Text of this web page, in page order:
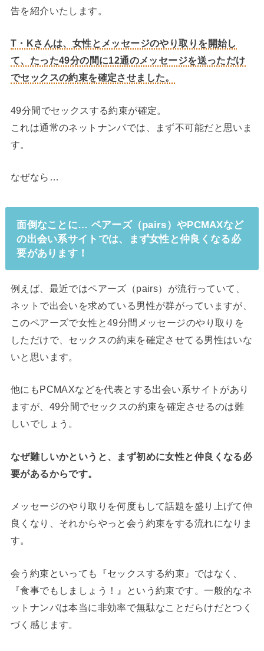
告を紹介いたします。
T・Kさんは、女性とメッセージのやり取りを開始し
て、たった49分の間に12通のメッセージを送っただけ
でセックスの約束を確定させました。
49分間でセックスする約束が確定。
これは通常のネットナンパでは、まず不可能だと思いま
す。
なぜなら…
面倒なことに… ペアーズ（pairs）やPCMAXなど
の出会い系サイトでは、まず女性と仲良くなる必
要があります！
例えば、最近ではペアーズ（pairs）が流行っていて、
ネットで出会いを求めている男性が群がっていますが、
このペアーズで女性と49分間メッセージのやり取りを
しただけで、セックスの約束を確定させてる男性はいな
いと思います。
他にもPCMAXなどを代表とする出会い系サイトがあり
ますが、49分間でセックスの約束を確定させるのは難
しいでしょう。
なぜ難しいかというと、まず初めに女性と仲良くなる必
要があるからです。
メッセージのやり取りを何度もして話題を盛り上げて仲
良くなり、それからやっと会う約束をする流れになりま
す。
会う約束といっても『セックスする約束』ではなく、
『食事でもしましょう！』という約束です。一般的なネ
ットナンパは本当に非効率で無駄なことだらけだとつく
づく感じます。